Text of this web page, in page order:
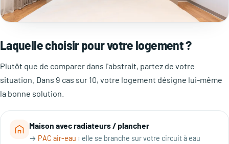
Laquelle choisir pour votre logement ?
Plutôt que de comparer dans l'abstrait, partez de votre
situation. Dans 9 cas sur 10, votre logement désigne lui-même
la bonne solution.
Maison avec radiateurs / plancher
→ PAC air-eau : elle se branche sur votre circuit à eau